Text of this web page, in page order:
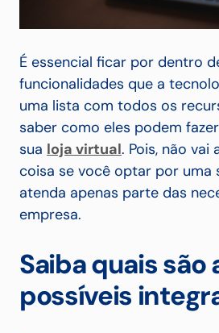
É essencial ficar por dentro
funcionalidades que a
uma lista com todos os
saber como eles podem
sua loja virtual. Pois, não vai
coisa se você optar por uma
atenda apenas parte das
empresa.
Saiba quais são
possíveis